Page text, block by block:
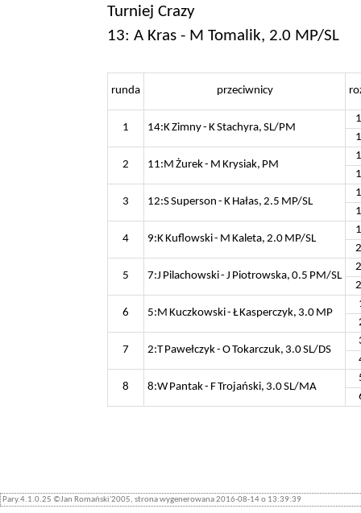
Turniej Crazy
13: A Kras - M Tomalik, 2.0 MP/SL
runda przeciwnicy
1 14:K Zimny - K Stachyra, SL/PM
2 11:M Żurek - M Krysiak, PM
3 12:S Superson - K Hałas, 2.5 MP/SL
4 9:K Kuflowski - M Kaleta, 2.0 MP/SL
5 7:J Pilachowski - J Piotrowska, 0.5 PM/SL
6 5:M Kuczkowski - Ł Kasperczyk, 3.0 MP
7 2:T Pawełczyk - O Tokarczuk, 3.0 SL/DS
8 8:W Pantak - F Trojański, 3.0 SL/MA
Pary.4.1.0.25 ©Jan Romański'2005, strona wygenerowana 2016-08-14 o 13:39:39